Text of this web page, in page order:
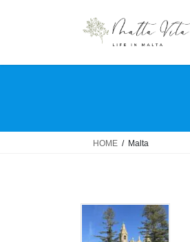
HOME Malta